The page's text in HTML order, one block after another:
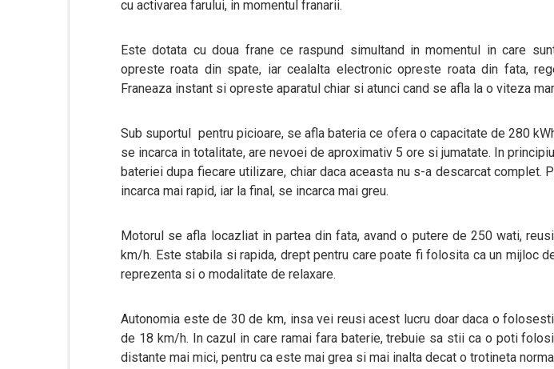
cu activarea farului, in momentul franarii.
Este dotata cu doua frane ce raspund simultand in momentul in care
opreste roata din spate, iar cealalta electronic opreste roata din fata,
Franeaza instant si opreste aparatul chiar si atunci cand se afla la o viteza
Sub suportul pentru picioare, se afla bateria ce ofera o capacitate de 280
se incarca in totalitate, are nevoei de aproximativ 5 ore si jumatate. In
bateriei dupa fiecare utilizare, chiar daca aceasta nu s-a descarcat complet.
incarca mai rapid, iar la final, se incarca mai greu.
Motorul se afla locazliat in partea din fata, avand o putere de 250 wati,
km/h. Este stabila si rapida, drept pentru care poate fi folosita ca un mijloc
reprezenta si o modalitate de relaxare.
Autonomia este de 30 de km, insa vei reusi acest lucru doar daca o
de 18 km/h. In cazul in care ramai fara baterie, trebuie sa stii ca o poti
distante mai mici, pentru ca este mai grea si mai inalta decat o trotineta